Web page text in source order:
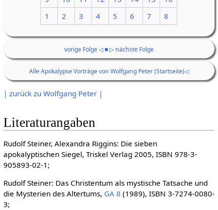
1
2 3 4 5 6 7 8
vorige Folge ◁■▷ nächste Folge
Alle Apokalypse Vorträge von Wolfgang Peter (Startseite)◁
| zurück zu Wolfgang Peter |
Literaturangaben
Rudolf Steiner, Alexandra Riggins: Die sieben
apokalyptischen Siegel, Triskel Verlag 2005, ISBN 978-3-
905893-02-1;
Rudolf Steiner: Das Christentum als mystische Tatsache und
die Mysterien des Altertums, GA 8 (1989), ISBN 3-7274-0080-
3;